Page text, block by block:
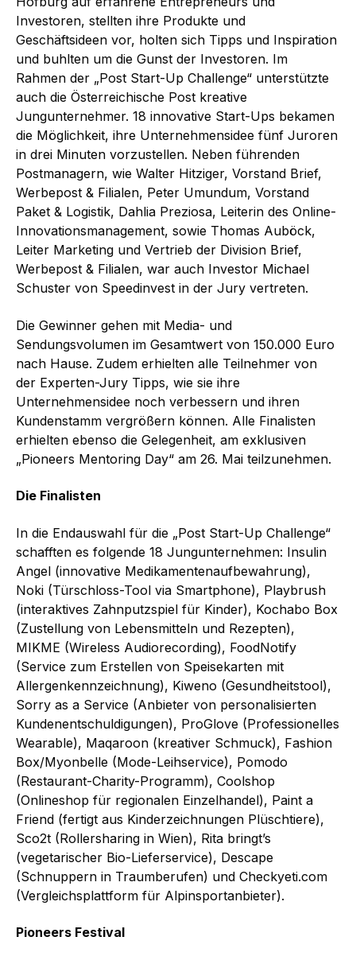
Investoren, stellten ihre Produkte und
Geschäftsideen vor, holten sich Tipps und Inspiration
und buhlten um die Gunst der Investoren. Im
Rahmen der „Post Start-Up Challenge“ unterstützte
auch die Österreichische Post kreative
Jungunternehmer. 18 innovative Start-Ups bekamen
die Möglichkeit, ihre Unternehmensidee fünf Juroren
in drei Minuten vorzustellen. Neben führenden
Postmanagern, wie Walter Hitziger, Vorstand Brief,
Werbepost & Filialen, Peter Umundum, Vorstand
Paket & Logistik, Dahlia Preziosa, Leiterin des Online-
Innovationsmanagement, sowie Thomas Auböck,
Leiter Marketing und Vertrieb der Division Brief,
Werbepost & Filialen, war auch Investor Michael
Schuster von Speedinvest in der Jury vertreten.
Die Gewinner gehen mit Media- und
Sendungsvolumen im Gesamtwert von 150.000 Euro
nach Hause. Zudem erhielten alle Teilnehmer von
der Experten-Jury Tipps, wie sie ihre
Unternehmensidee noch verbessern und ihren
Kundenstamm vergrößern können. Alle Finalisten
erhielten ebenso die Gelegenheit, am exklusiven
„Pioneers Mentoring Day“ am 26. Mai teilzunehmen.
Die Finalisten
In die Endauswahl für die „Post Start-Up Challenge“
schafften es folgende 18 Jungunternehmen: Insulin
Angel (innovative Medikamentenaufbewahrung),
Noki (Türschloss-Tool via Smartphone), Playbrush
(interaktives Zahnputzspiel für Kinder), Kochabo Box
(Zustellung von Lebensmitteln und Rezepten),
MIKME (Wireless Audiorecording), FoodNotify
(Service zum Erstellen von Speisekarten mit
Allergenkennzeichnung), Kiweno (Gesundheitstool),
Sorry as a Service (Anbieter von personalisierten
Kundenentschuldigungen), ProGlove (Professionelles
Wearable), Maqaroon (kreativer Schmuck), Fashion
Box/Myonbelle (Mode-Leihservice), Pomodo
(Restaurant-Charity-Programm), Coolshop
(Onlineshop für regionalen Einzelhandel), Paint a
Friend (fertigt aus Kinderzeichnungen Plüschtiere),
Sco2t (Rollersharing in Wien), Rita bringt’s
(vegetarischer Bio-Lieferservice), Descape
(Schnuppern in Traumberufen) und Checkyeti.com
(Vergleichsplattform für Alpinsportanbieter).
Pioneers Festival